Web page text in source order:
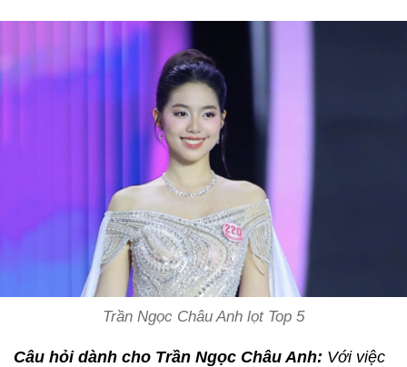
Trần Ngọc Châu Anh lọt Top 5
Câu hỏi dành cho Trần Ngọc Châu Anh: Với việc